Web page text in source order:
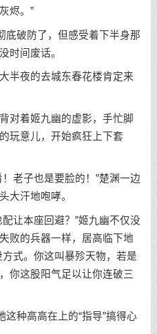
烬。”
破防了，但感受着下半身那
时间废话。
夜的去城东春花楼肯定来
着姬九幽的虚影，手忙脚
玩意儿，开始疯狂上下套
老子也是要脸的！”楚渊一边
大汗地咆哮。
让本座回避？”姬九幽不仅没
败的兵器一样，居高临下地
式。你这叫暴殄天物，若是
你这股阳气足以让你连破三
高高在上的“指导”搞得心